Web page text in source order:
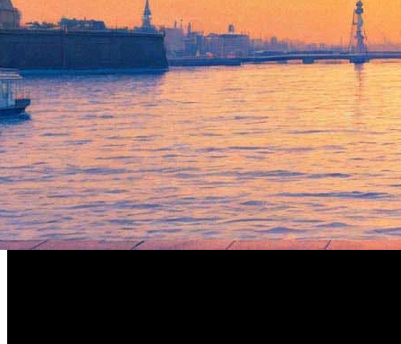
Подведены предварительные и неофициальные итоги
длинных киновыходных — с 8 по 11 марта. Согласно данным
ЕАИС (Единой федеральной автоматизированной
информационной системы сведений о показах фильмов в
кинотеатрах), первую строчку в предпочтениях россиян
заняла комедия «Я худею». Лента с участием Сергея Шнурова,
ради которой исполнительнице главной роли Александре
Бортич пришлось сначала стремительно потолстеть на 20
килограммов, а потом сбрасывать их, собрала 308 миллионов
рублей (по данным других источников — 331).